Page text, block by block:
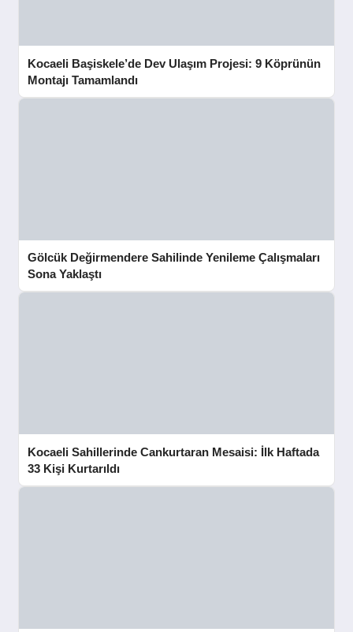
Kocaeli Başiskele’de Dev Ulaşım Projesi: 9 Köprünün
Montajı Tamamlandı
Gölcük Değirmendere Sahilinde Yenileme Çalışmaları
Sona Yaklaştı
Kocaeli Sahillerinde Cankurtaran Mesaisi: İlk Haftada
33 Kişi Kurtarıldı